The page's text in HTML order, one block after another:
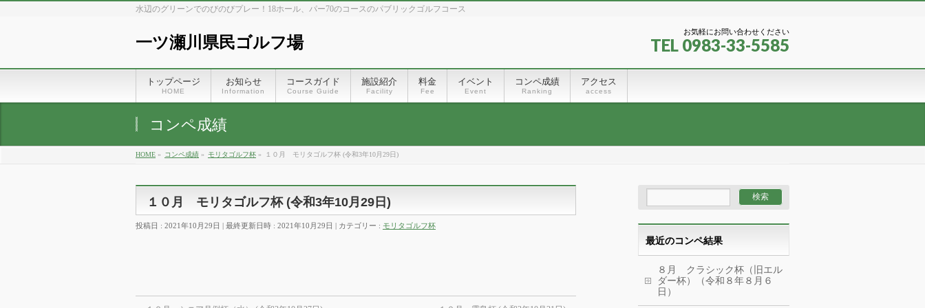
水辺のグリーンでのびのびプレー！18ホール、パー70のコースのパブリックゴルフコース
一ツ瀬川県民ゴルフ場
お気軽にお問い合わせください
TEL 0983-33-5585
トップページ
HOME
お知らせ
Information
コースガイド
Course Guide
施設紹介
Facility
料金
Fee
イベント
Event
コンペ成績
Ranking
アクセス
access
コンペ成績
HOME » コンペ成績 » モリタゴルフ杯 » １０月 モリタゴルフ杯 (令和3年10月29日)
１０月 モリタゴルフ杯 (令和3年10月29日)
投稿日 : 2021年10月29日 最終更新日時 : 2021年10月29日 カテゴリー : モリタゴルフ杯
最近のコンペ結果
８月 クラシック杯（旧エル
ダー杯）（令和８年８月６
日）